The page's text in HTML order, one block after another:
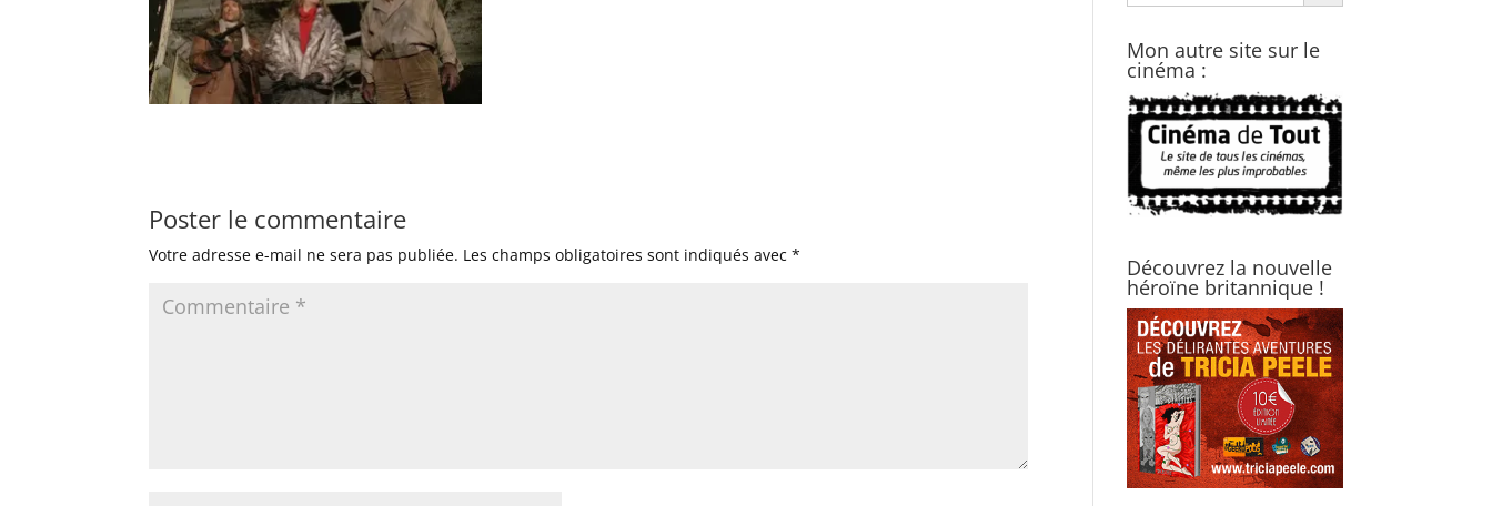
Poster le commentaire
Votre adresse e-mail ne sera pas publiée. Les champs obligatoires sont indiqués avec*
Mon autre site sur le
cinéma :
Découvrez la nouvelle
héroïne britannique !